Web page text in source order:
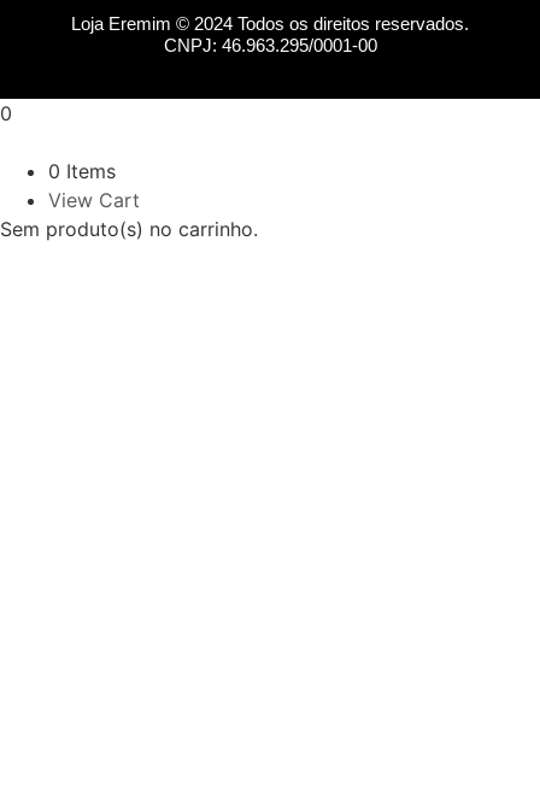
Loja Eremim © 2024 Todos os direitos reservados.
CNPJ: 46.963.295/0001-00
0
0 Items
View Cart
Sem produto(s) no carrinho.